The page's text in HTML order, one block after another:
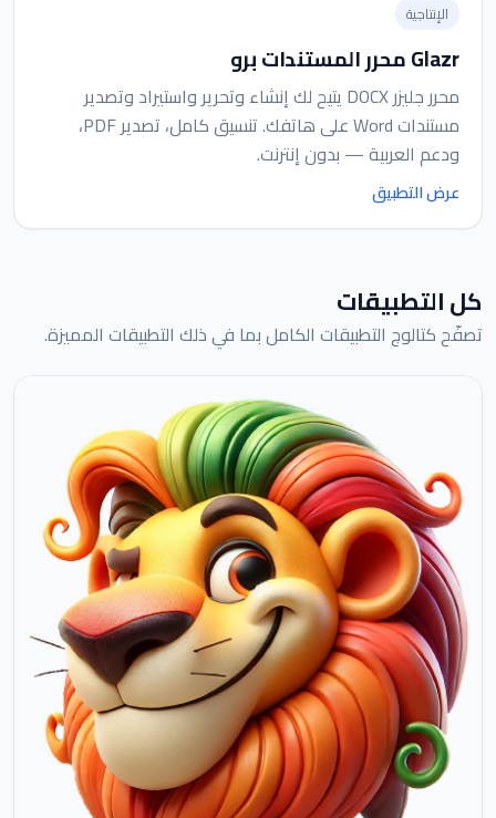
الإنتاجية
Glazr محرر المستندات برو
محرر جليزر DOCX يتيح لك إنشاء وتحرير واستيراد وتصدير
مستندات Word على هاتفك. تنسيق كامل، تصدير PDF،
ودعم العربية — بدون إنترنت.
عرض التطبيق
كل التطبيقات
تصفّح كتالوج التطبيقات الكامل بما في ذلك التطبيقات المميزة.